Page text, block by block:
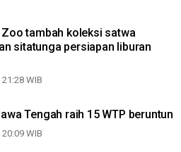
tambah koleksi satwa
sitatunga persiapan liburan
WIB
Tengah raih 15 WTP beruntun
WIB